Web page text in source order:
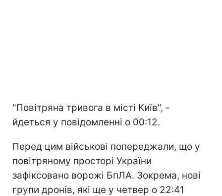
"Повітряна тривога в місті Київ", -
йдеться у повідомленні о 00:12.
Перед цим військові попереджали, що у
повітряному просторі України
зафіксовано ворожі БпЛА. Зокрема, нові
групи дронів, які ще у четвер о 22:41